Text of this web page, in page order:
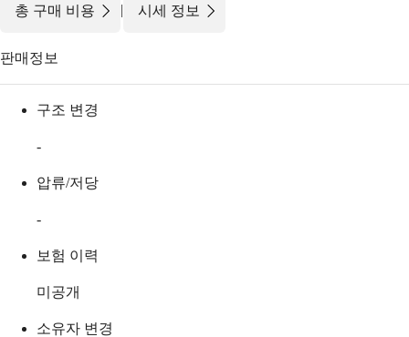
총 구매 비용 | 시세 정보
판매정보
구조 변경
-
압류/저당
-
보험 이력
미공개
소유자 변경